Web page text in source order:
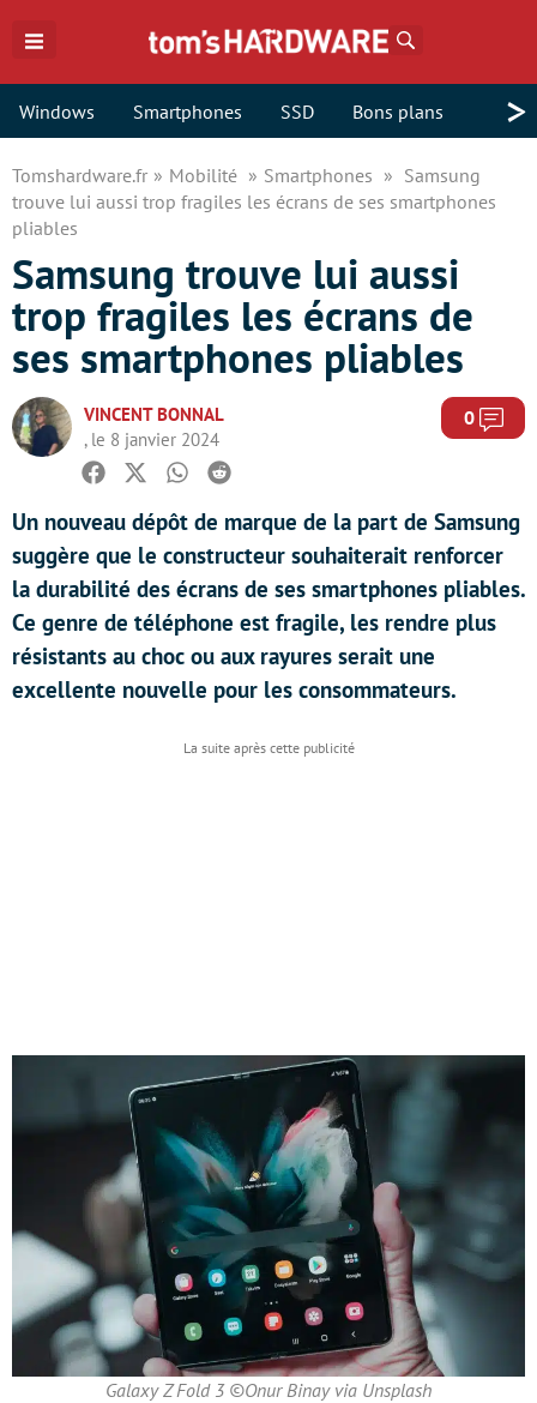
Windows Smartphones SSD Bons plans >
Tomshardware.fr Mobilité Smartphones
Samsung
trouve lui aussi trop fragiles les écrans de ses smartphones
pliables
Samsung trouve lui aussi
trop fragiles les écrans de
ses smartphones pliables
VINCENT BONNAL
, le 8 janvier 2024
0
Facebook
TwitterWhatsapp
Reddit
Un nouveau dépôt de marque de la part de Samsung
suggère que le constructeur souhaiterait renforcer
la durabilité des écrans de ses smartphones pliables.
Ce genre de téléphone est fragile, les rendre plus
résistants au choc ou aux rayures serait une
excellente nouvelle pour les consommateurs.
Galaxy Z Fold 3 ©Onur Binay via Unsplash